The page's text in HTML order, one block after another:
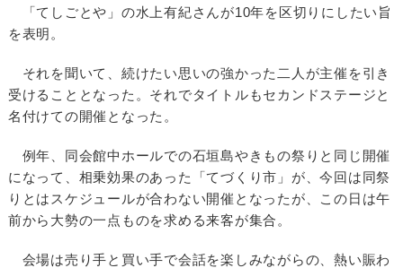
「てしごとや」の水上有紀さんが10年を区切りにしたい旨
を表明。
それを聞いて、続けたい思いの強かった二人が主催を引き
受けることとなった。それでタイトルもセカンドステージと
名付けての開催となった。
例年、同会館中ホールでの石垣島やきもの祭りと同じ開催
になって、相乗効果のあった「てづくり市」が、今回は同祭
りとはスケジュールが合わない開催となったが、この日は午
前から大勢の一点ものを求める来客が集合。
会場は売り手と買い手で会話を楽しみながらの、熱い賑わ